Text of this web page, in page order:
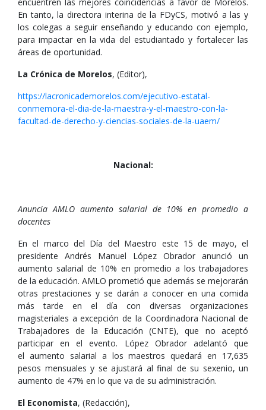
En tanto, la directora interina de la FDyCS, motivó a las y
los colegas a seguir enseñando y educando con ejemplo,
para impactar en la vida del estudiantado y fortalecer las
áreas de oportunidad.
La Crónica de Morelos, (Editor),
https://lacronicademorelos.com/ejecutivo-estatal-
conmemora-el-dia-de-la-maestra-y-el-maestro-con-la-
facultad-de-derecho-y-ciencias-sociales-de-la-uaem/
Nacional:
Anuncia AMLO aumento salarial de 10% en promedio a
docentes
En el marco del Día del Maestro este 15 de mayo, el
presidente Andrés Manuel López Obrador anunció un
aumento salarial de 10% en promedio a los trabajadores
de la educación. AMLO prometió que además se mejorarán
otras prestaciones y se darán a conocer en una comida
más tarde en el día con diversas organizaciones
magisteriales a excepción de la Coordinadora Nacional de
Trabajadores de la Educación (CNTE), que no aceptó
participar en el evento. López Obrador adelantó que
el aumento salarial a los maestros quedará en 17,635
pesos mensuales y se ajustará al final de su sexenio, un
aumento de 47% en lo que va de su administración.
El Economista, (Redacción),